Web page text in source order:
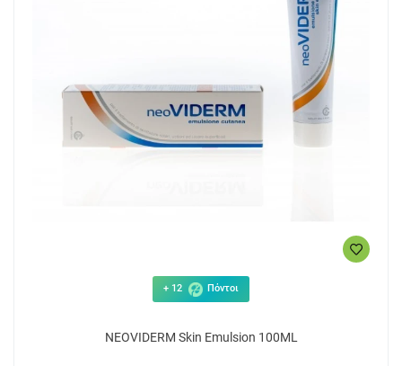
+ 12 Πόντοι
NEOVIDERM Skin Emulsion 100ML